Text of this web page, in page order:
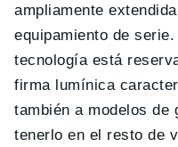
ampliamente
equipamiento de
tecnología está
firma lumínica
también a modelos de
tenerlo en el resto de